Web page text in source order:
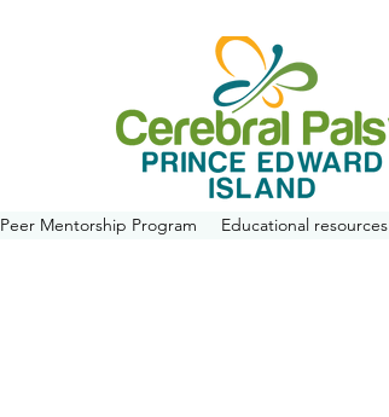
Peer Mentorship Program Educational resources